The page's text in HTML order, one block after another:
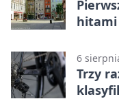
hitami
6
Trzy